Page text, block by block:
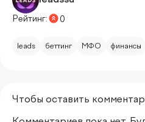
Рейтинг: 0
leads беттинг МФО финансы
Чтобы оставить